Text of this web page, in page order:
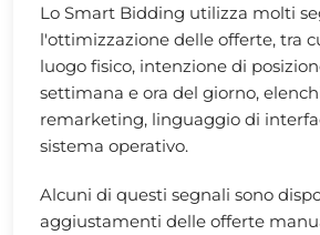
Lo Smart Bidding utilizza molti
l'ottimizzazione delle offerte, tra
luogo fisico, intenzione di
settimana e ora del giorno,
remarketing, linguaggio di
sistema operativo.
Alcuni di questi segnali sono
aggiustamenti delle offerte